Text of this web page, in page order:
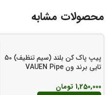
محصولات مشابه
پیپ پاک کن بلند (سیم تنظیف) 50
تایی برند ون VAUEN Pipe
1,250,000 تومان